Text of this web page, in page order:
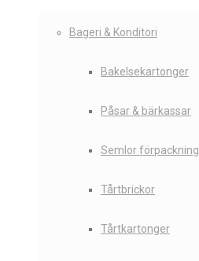
Bageri & Konditori
Bakelsekartonger
Påsar & bärkassar
Semlor förpackning
Tårtbrickor
Tårtkartonger